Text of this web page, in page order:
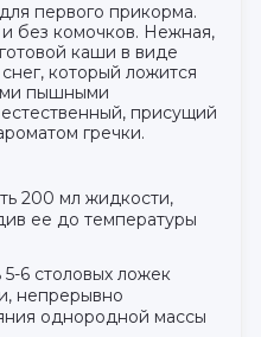
первого прикорма.
без комочков. Нежная,
каши в виде
который ложится
пышными
присущий
гречки.
200 мл жидкости,
ее до температуры
6 столовых ложек
непрерывно
однородной массы